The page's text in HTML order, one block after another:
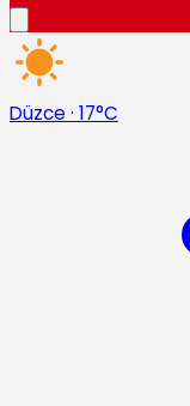
Düzce · 17°C